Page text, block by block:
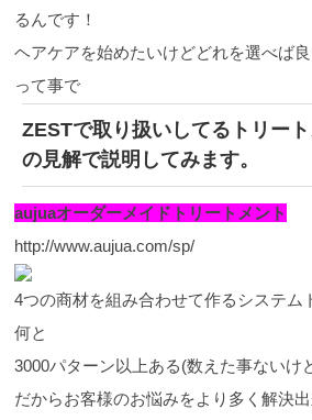
るんです！
ヘアケアを始めたいけどどれを選べば良
って事で
ZESTで取り扱いしてるトリー
の見解で説明してみます。
aujuaオーダーメイドトリートメント
http://www.aujua.com/sp/
4つの商材を組み合わせて作るシステム
何と
3000パターン以上ある(数えた事ないけ
だからお客様のお悩みをより多く解決出